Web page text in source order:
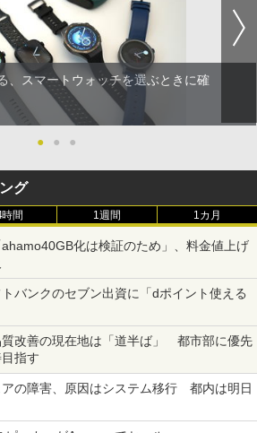
、スマートウォッチを選ぶときに確
● ● ●
グ
間 1週間 1カ月
ahamo40GB化は検証のため」、料金値上げ
バンクのセブン出資に「dポイント使える
改善の現在地は「道半ば」 都市部に優先
指す
アの障害、原因はシステム移行 都内は明日